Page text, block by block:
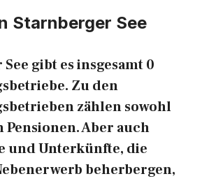
Starnberger See
gibt es insgesamt 0
Zu den
zählen sowohl
Pensionen. Aber auch
und Unterkünfte, die
beherbergen,